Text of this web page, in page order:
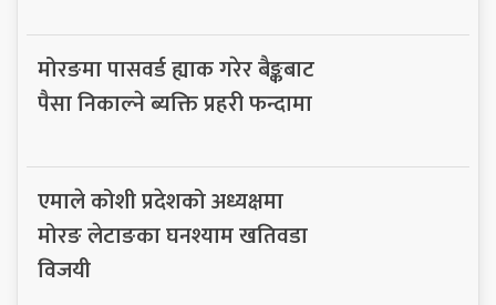
मोरङमा पासवर्ड ह्याक गरेर बैङ्कबाट
पैसा निकाल्ने ब्यक्ति प्रहरी फन्दामा
एमाले कोशी प्रदेशको अध्यक्षमा
मोरङ लेटाङका घनश्याम खतिवडा
विजयी